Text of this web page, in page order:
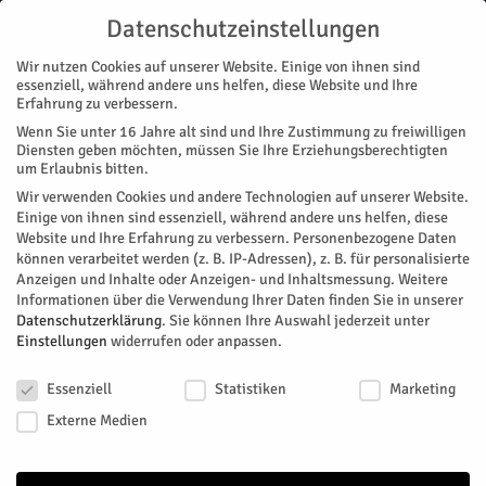
Start Stadtteile Jülich Chance: Ästhetisches Stadtbild
STADTTEILE JÜLICH
Chance: Ästhetisches Stadtbild
Noch bis Ende August können Immoblienbesitzer in den
Genuss von Fördermitteln aus dem Haus- und Hofprogramm
kommen.
Von HERZOG Redaktion- Mai 7, 2026 166
Facebook Twitter
Datenschutzeinstellungen
Wir nutzen Cookies auf unserer Website. Einige von ihnen sind
essenziell, während andere uns helfen, diese Website und Ihre
Erfahrung zu verbessern.
Wenn Sie unter 16 Jahre alt sind und Ihre Zustimmung zu freiwilligen
Diensten geben möchten, müssen Sie Ihre Erziehungsberechtigten
um Erlaubnis bitten.
Wir verwenden Cookies und andere Technologien auf unserer Website.
Einige von ihnen sind essenziell, während andere uns helfen, diese
Website und Ihre Erfahrung zu verbessern. Personenbezogene Daten
können verarbeitet werden (z. B. IP-Adressen), z. B. für personalisierte
Anzeigen und Inhalte oder Anzeigen- und Inhaltsmessung. Weitere
Informationen über die Verwendung Ihrer Daten finden Sie in unserer
Datenschutzerklärung. Sie können Ihre Auswahl jederzeit unter
Einstellungen widerrufen oder anpassen.
Essenziell
Statistiken
Marketing
Externe Medien